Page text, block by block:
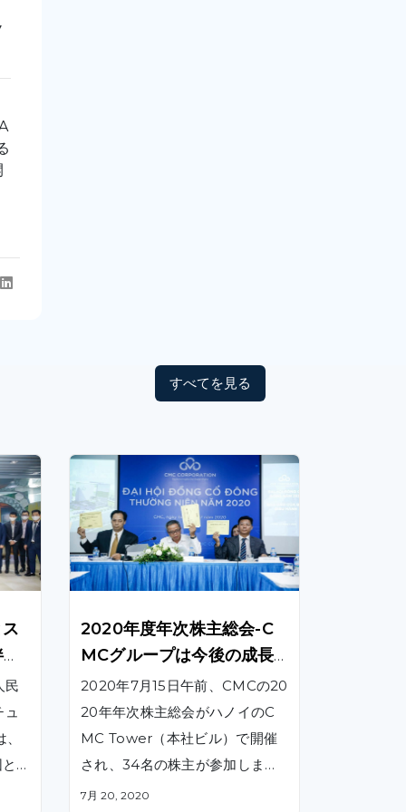
すべてを見る
民
2020年度年次株主総会-C
MCグループは今後の成長
に向けた国際事業を強調
2020年7月15日午前、CMCの20
20年年次株主総会がハノイのC
MC Tower（本社ビル）で開催
され、34名の株主が参加しまし
た。
7月 20, 2020